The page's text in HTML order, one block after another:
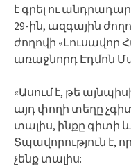
է գրել ու
29-ին, ազգային
ժողովի
առաջնորդ Էդմոն
«Ասում է, թե
այդ փողի տեղը
տալիս, ինքը գիտի
Տպավորություն է,
չենք տալիս: